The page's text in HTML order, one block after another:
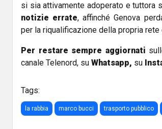
si sia attivamente adoperato e tuttora
notizie errate, affinché Genova
per la riqualificazione della propria
Per restare sempre aggiornati
canale Telenord, su Whatsapp, su
Tags:
la rabbia marco bucci trasporto pubblico